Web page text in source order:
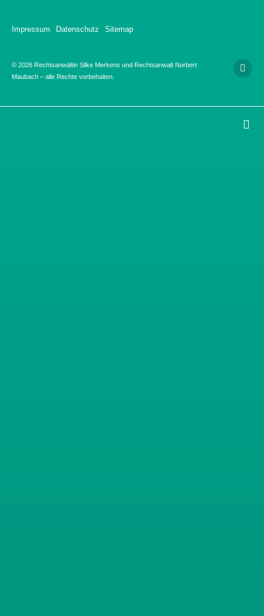
Impressum Datenschutz Sitemap
© 2026 Rechtsanwältin Silke Merkens und Rechtsanwalt Norbert
Maubach – alle Rechte vorbehalten.